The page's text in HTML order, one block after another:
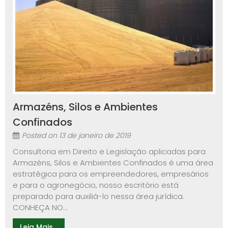
Armazéns, Silos e Ambientes
Confinados
Posted on 13 de janeiro de 2019
Consultoria em Direito e Legislação aplicadas para
Armazéns, Silos e Ambientes Confinados é uma área
estratégica para os empreendedores, empresários
e para o agronegócio, nosso escritório está
preparado para auxiliá-lo nessa área jurídica.
CONHEÇA NO...